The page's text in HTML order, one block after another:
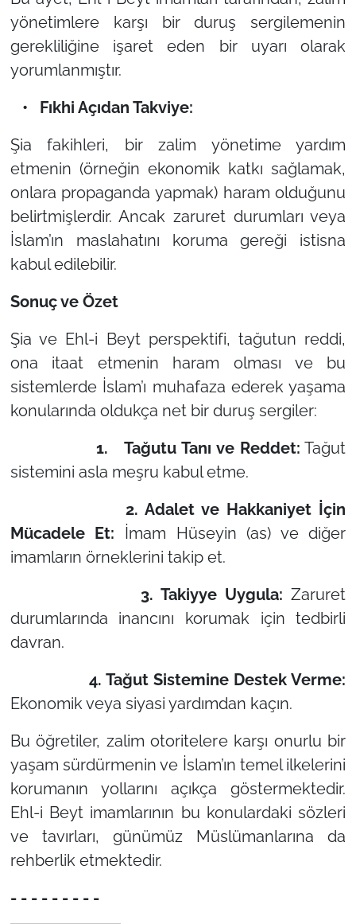
yönetimlere karşı bir duruş sergilemenin
gerekliliğine işaret eden bir uyarı olarak
yorumlanmıştır.
• Fıkhi Açıdan Takviye:
Şia fakihleri, bir zalim yönetime yardım
etmenin (örneğin ekonomik katkı sağlamak,
onlara propaganda yapmak) haram olduğunu
belirtmişlerdir. Ancak zaruret durumları veya
İslam’ın maslahatını koruma gereği istisna
kabul edilebilir.
Sonuç ve Özet
Şia ve Ehl-i Beyt perspektifi, tağutun reddi,
ona itaat etmenin haram olması ve bu
sistemlerde İslam’ı muhafaza ederek yaşama
konularında oldukça net bir duruş sergiler:
1. Tağutu Tanı ve Reddet: Tağut
sistemini asla meşru kabul etme.
2. Adalet ve Hakkaniyet İçin
Mücadele Et: İmam Hüseyin (as) ve diğer
imamların örneklerini takip et.
3. Takiyye Uygula: Zaruret
durumlarında inancını korumak için tedbirli
davran.
4. Tağut Sistemine Destek Verme:
Ekonomik veya siyasi yardımdan kaçın.
Bu öğretiler, zalim otoritelere karşı onurlu bir
yaşam sürdürmenin ve İslam’ın temel ilkelerini
korumanın yollarını açıkça göstermektedir.
Ehl-i Beyt imamlarının bu konulardaki sözleri
ve tavırları, günümüz Müslümanlarına da
rehberlik etmektedir.
- - - - - - - - -